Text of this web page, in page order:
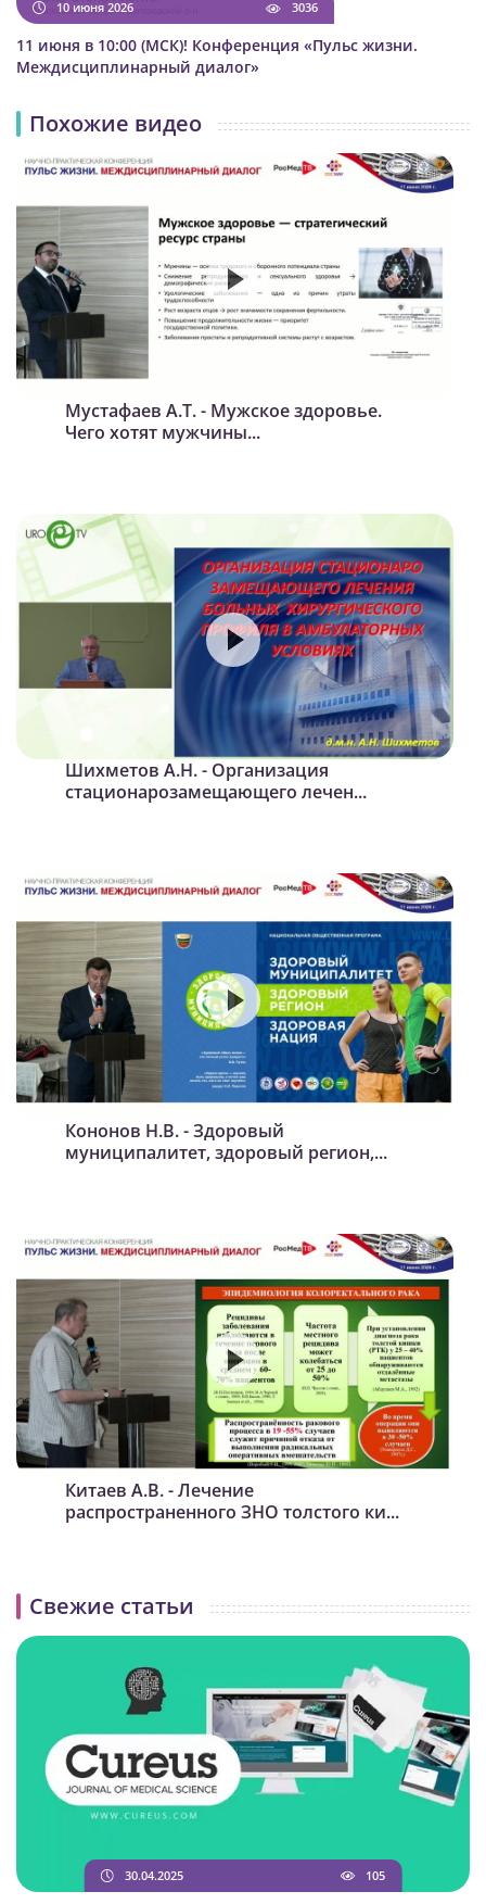
10 июня 2026 3036
11 июня в 10:00 (МСК)! Конференция «Пульс жизни.
Междисциплинарный диалог»
Похожие видео
Мустафаев А.Т. - Мужское здоровье.
Чего хотят мужчины...
Шихметов А.Н. - Организация
стационарозамещающего лечен...
Кононов Н.В. - Здоровый
муниципалитет, здоровый регион,...
Китаев А.В. - Лечение
распространенного ЗНО толстого ки...
Свежие статьи
30.04.2025 105